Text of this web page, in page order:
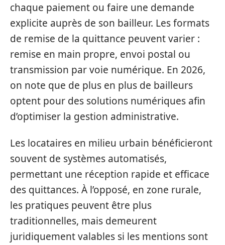
chaque paiement ou faire une demande
explicite auprès de son bailleur. Les formats
de remise de la quittance peuvent varier :
remise en main propre, envoi postal ou
transmission par voie numérique. En 2026,
on note que de plus en plus de bailleurs
optent pour des solutions numériques afin
d’optimiser la gestion administrative.
Les locataires en milieu urbain bénéficieront
souvent de systèmes automatisés,
permettant une réception rapide et efficace
des quittances. À l’opposé, en zone rurale,
les pratiques peuvent être plus
traditionnelles, mais demeurent
juridiquement valables si les mentions sont